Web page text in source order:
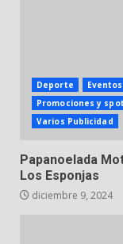
Deporte Eventos
Promociones y
Varios Publicidad
Papanoelada
Los Esponjas
diciembre 9, 2024